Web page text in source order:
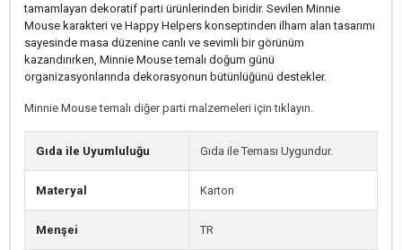
tamamlayan dekoratif parti ürünlerinden biridir. Sevilen Minnie
Mouse karakteri ve Happy Helpers konseptinden ilham alan tasarımı
sayesinde masa düzenine canlı ve sevimli bir görünüm
kazandırırken, Minnie Mouse temalı doğum günü
organizasyonlarında dekorasyonun bütünlüğünü destekler.
Minnie Mouse temalı diğer parti malzemeleri için tıklayın.
Gıda ile Uyumluluğu Gıda ile Teması Uygundur.
Materyal Karton
Menşei TR